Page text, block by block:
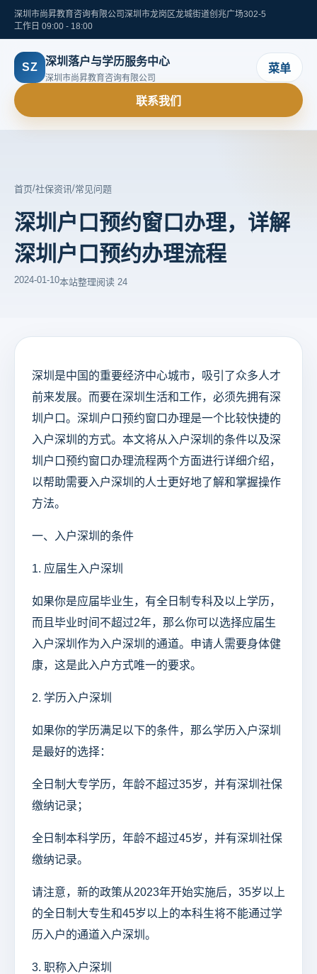
深圳市尚昇教育咨询有限公司 深圳市龙岗区龙城街道创兆广场302-5
工作日 09:00 - 18:00
SZ 深圳落户与学历服务中心
深圳市尚昇教育咨询有限公司
菜单
联系我们
首页/社保资讯/常见问题
深圳户口预约窗口办理，详解
深圳户口预约办理流程
2024-01-10本站整理阅读 24
深圳是中国的重要经济中心城市，吸引了众多人才
前来发展。而要在深圳生活和工作，必须先拥有深
圳户口。深圳户口预约窗口办理是一个比较快捷的
入户深圳的方式。本文将从入户深圳的条件以及深
圳户口预约窗口办理流程两个方面进行详细介绍，
以帮助需要入户深圳的人士更好地了解和掌握操作
方法。
一、入户深圳的条件
1. 应届生入户深圳
如果你是应届毕业生，有全日制专科及以上学历，
而且毕业时间不超过2年，那么你可以选择应届生
入户深圳作为入户深圳的通道。申请人需要身体健
康，这是此入户方式唯一的要求。
2. 学历入户深圳
如果你的学历满足以下的条件，那么学历入户深圳
是最好的选择：
全日制大专学历，年龄不超过35岁，并有深圳社保
缴纳记录；
全日制本科学历，年龄不超过45岁，并有深圳社保
缴纳记录。
请注意，新的政策从2023年开始实施后，35岁以上
的全日制大专生和45岁以上的本科生将不能通过学
历入户的通道入户深圳。
3. 职称入户深圳